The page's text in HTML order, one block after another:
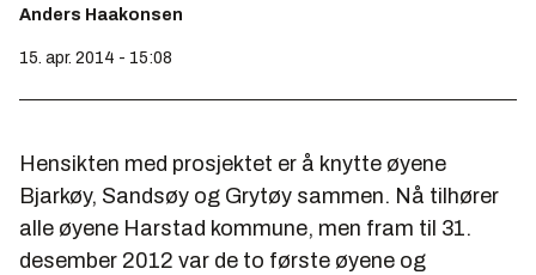
Anders Haakonsen
15. apr. 2014 - 15:08
Hensikten med prosjektet er å knytte øyene
Bjarkøy, Sandsøy og Grytøy sammen. Nå tilhører
alle øyene Harstad kommune, men fram til 31.
desember 2012 var de to første øyene og